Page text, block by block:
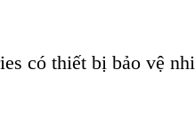
có thiết bị bảo vệ